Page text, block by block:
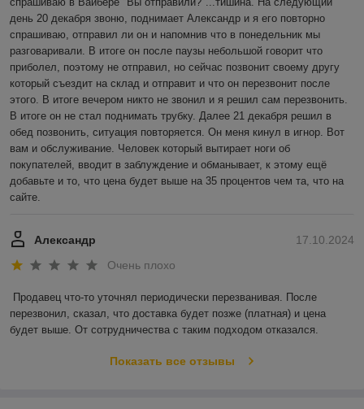
день 20 декабря звоню, поднимает Александр и я его повторно
спрашиваю, отправил ли он и напомнив что в понедельник мы
разговаривали. В итоге он после паузы небольшой говорит что
приболел, поэтому не отправил, но сейчас позвонит своему другу
который съездит на склад и отправит и что он перезвонит после
этого. В итоге вечером никто не звонил и я решил сам перезвонить.
В итоге он не стал поднимать трубку. Далее 21 декабря решил в
обед позвонить, ситуация повторяется. Он меня кинул в игнор. Вот
вам и обслуживание. Человек который вытирает ноги об
покупателей, вводит в заблуждение и обманывает, к этому ещё
добавьте и то, что цена будет выше на 35 процентов чем та, что на
сайте.
17.10.2024
Александр
Очень плохо
Продавец что-то уточнял периодически перезванивая. После
перезвонил, сказал, что доставка будет позже (платная) и цена
будет выше. От сотрудничества с таким подходом отказался.
Показать все отзывы